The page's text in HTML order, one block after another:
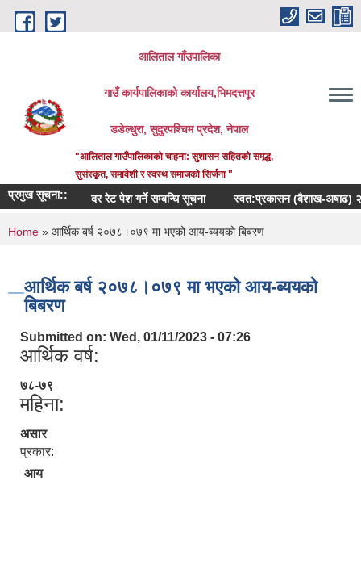
Skip to main content
आलिताल गाँउपालिका
गाउँ कार्यपालिकाको कार्यालय,भिमदत्तपूर
डडेल्धुरा, सुदुरपश्चिम प्रदेश, नेपाल
"आलिताल गाउँपालिकाको चाहना: सुशासन सहितको समृद्ध,
सुसंस्कृत, समावेशी र स्वस्थ समाजको सिर्जना "
प्रमुख सूचना::दर रेट पेश गर्ने सम्बन्धि सूचना स्वत:प्रकासन (बैशाख-अषाढ) २०८३
You are here
Home » आर्थिक बर्ष २०७८।०७९ मा भएको आय-ब्ययको बिबरण
आर्थिक बर्ष २०७८।०७९ मा भएको आय-ब्ययको
बिबरण
Submitted on: Wed, 01/11/2023 - 07:26
आर्थिक वर्ष:
७८-७९
महिना:
असार
प्रकार:
आय